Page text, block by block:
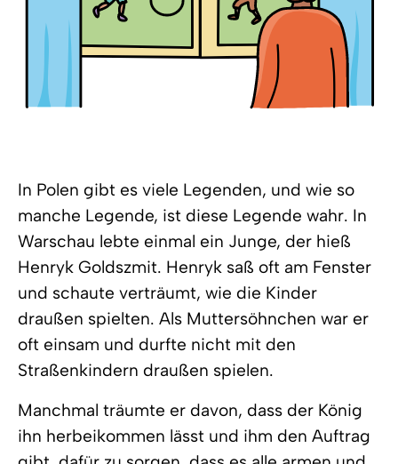
In Polen gibt es viele Legenden, und wie so
manche Legende, ist diese Legende wahr. In
Warschau lebte einmal ein Junge, der hieß
Henryk Goldszmit. Henryk saß oft am Fenster
und schaute verträumt, wie die Kinder
draußen spielten. Als Muttersöhnchen war er
oft einsam und durfte nicht mit den
Straßenkindern draußen spielen.
Manchmal träumte er davon, dass der König
ihn herbeikommen lässt und ihm den Auftrag